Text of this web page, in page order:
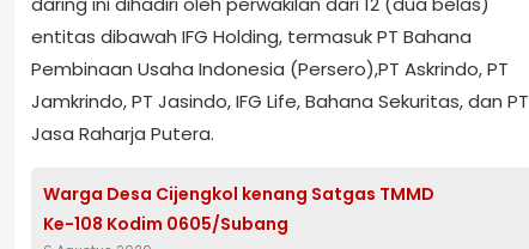
entitas dibawah IFG Holding, termasuk PT Bahana
Pembinaan Usaha Indonesia (Persero),PT Askrindo, PT
Jamkrindo, PT Jasindo, IFG Life, Bahana Sekuritas, dan PT
Jasa Raharja Putera.
Warga Desa Cijengkol kenang Satgas TMMD
Ke-108 Kodim 0605/Subang